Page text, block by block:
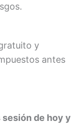
y
antes
de hoy y